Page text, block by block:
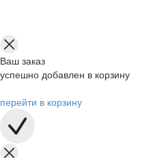
Ваш заказ
успешно добавлен в корзину
перейти в корзину